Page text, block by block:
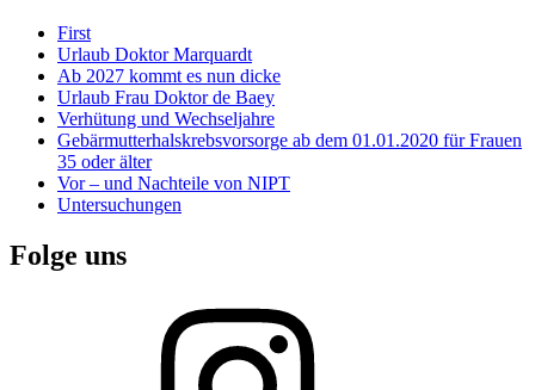
First
Urlaub Doktor Marquardt
Ab 2027 kommt es nun dicke
Urlaub Frau Doktor de Baey
Verhütung und Wechseljahre
Gebärmutterhalskrebsvorsorge ab dem 01.01.2020 für Frauen
35 oder älter
Vor – und Nachteile von NIPT
Untersuchungen
Folge uns